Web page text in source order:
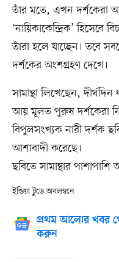
তাঁর মতে, এখন দর্শকেরা
‘নায়িকাকেন্দ্রিক’
তাঁরা হলে যাচ্ছেন। তবে
দর্শকের অংশগ্রহণ দেখে।
সামান্থা লিখেছেন,
আয় মূলত পুরুষ দর্শকেরা
বিপুলসংখ্যক নারী দর্শক
আশাবাদী করেছে।
ছবিতে সামান্থার
ইন্ডিয়া টুডে অবলম্বনে
প্রথম আলোর খবর
করুন